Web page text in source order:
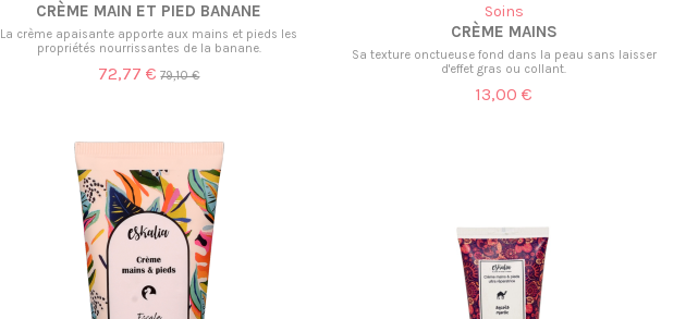
CRÈME MAIN ET PIED BANANE
La crème apaisante apporte aux mains et pieds les
propriétés nourrissantes de la banane.
72,77 € 79,10 €
Soins
CRÈME MAINS
Sa texture onctueuse fond dans la peau sans laisser
d'effet gras ou collant.
13,00 €